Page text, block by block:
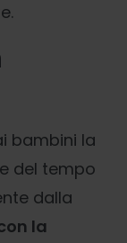
bambini la
del tempo
dalla
la